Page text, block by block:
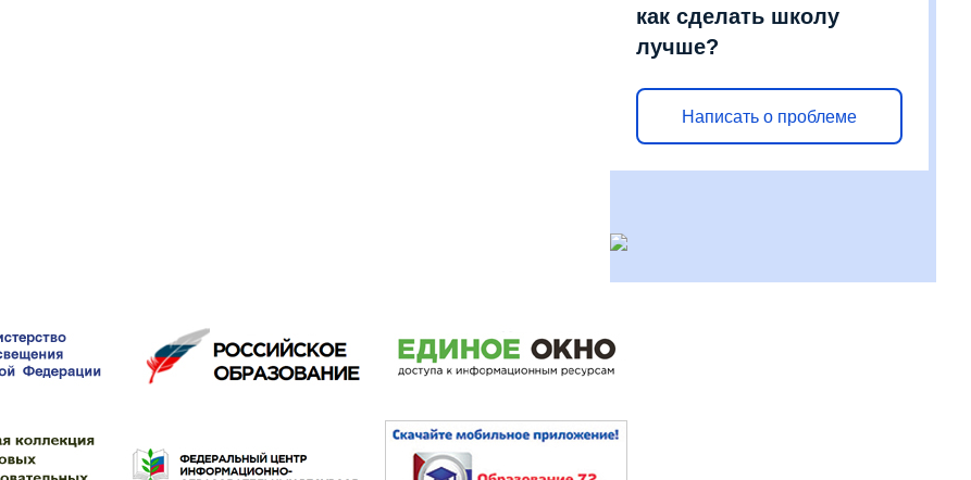
как сделать школу
лучше?
Написать о проблеме